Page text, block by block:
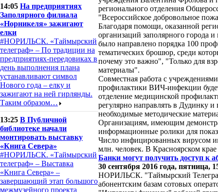
14:05 На предприятиях
Заполярного филиала
«Норникеля» зажигают
елки
#НОРИЛЬСК. «Таймырский
телеграф» – По традиции на
предприятиях-передовиках в
день выполнения плана
устанавливают символ
Нового года – елку и
зажигают на ней гирлянды.
Таким образом…
13:25 В Публичной
библиотеке начали
монтировать выставку
«Книга Севера»
#НОРИЛЬСК. «Таймырский
телеграф» – Выставка
«Книга Севера» –
завершающий этап большого
межмузейного проекта
регионального отделения
"Всероссийское добровольное
Благодаря помощи, оказанной
организаций заполярного города
было направлено порядка 100
тематических брошюр, среди
почему это важно", "Только для
материалы".
Совместная работа с
профилактики ВИЧ-инфекции
отделение медицинской
регулярно направлять в Дудинку
необходимые методические
Организациям, имеющим
информационные ролики для
Число инфицированных вирусом
млн. человек. В Красноярском
Банки могут получить доступ к
30 сентября 2016 года, пятница,
НОРИЛЬСК. "Таймырский
абонентским базам сотовых